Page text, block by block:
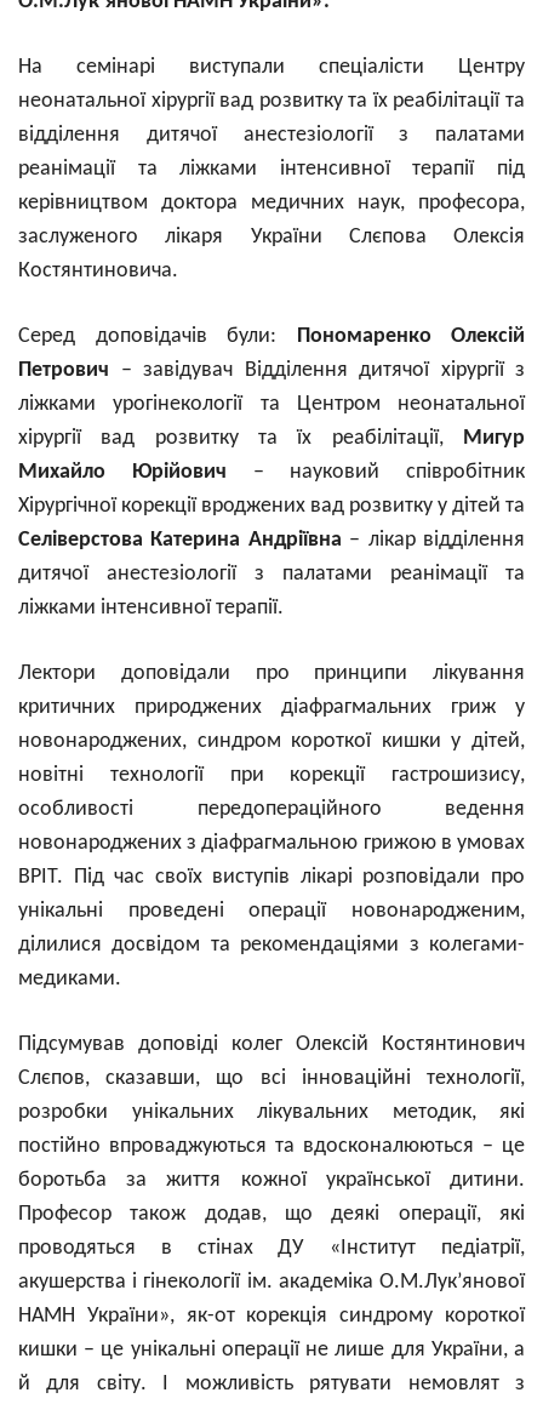
На семінарі виступали спеціалісти Центру
неонатальної хірургії вад розвитку та їх реабілітації та
відділення дитячої анестезіології з палатами
реанімації та ліжками інтенсивної терапії під
керівництвом доктора медичних наук, професора,
заслуженого лікаря України Слєпова Олексія
Костянтиновича.
Серед доповідачів були: Пономаренко Олексій
Петрович – завідувач Відділення дитячої хірургії з
ліжками урогінекології та Центром неонатальної
хірургії вад розвитку та їх реабілітації, Мигур
Михайло Юрійович – науковий співробітник
Хірургічної корекції вроджених вад розвитку у дітей та
Селіверстова Катерина Андріївна – лікар відділення
дитячої анестезіології з палатами реанімації та
ліжками інтенсивної терапії.
Лектори доповідали про принципи лікування
критичних природжених діафрагмальних гриж у
новонароджених, синдром короткої кишки у дітей,
новітні технології при корекції гастрошизису,
особливості передопераційного ведення
новонароджених з діафрагмальною грижою в умовах
ВРІТ. Під час своїх виступів лікарі розповідали про
унікальні проведені операції новонародженим,
ділилися досвідом та рекомендаціями з колегами-
медиками.
Підсумував доповіді колег Олексій Костянтинович
Слєпов, сказавши, що всі інноваційні технології,
розробки унікальних лікувальних методик, які
постійно впроваджуються та вдосконалюються – це
боротьба за життя кожної української дитини.
Професор також додав, що деякі операції, які
проводяться в стінахДУ «Інститут педіатрії,
акушерства і гінекології ім. академіка О.М.Лук’янової
НАМН України», як-от корекція синдрому короткої
кишки – це унікальні операції не лише для України, а
й для світу. І можливість рятувати немовлят з